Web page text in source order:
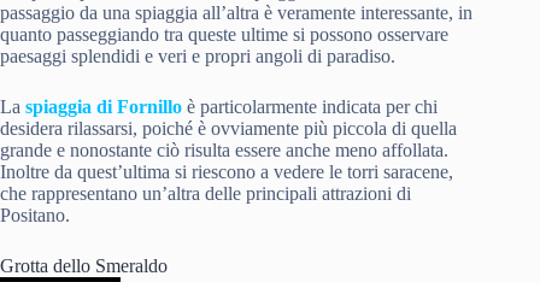
passaggio da una spiaggia all’altra è veramente interessante, in
quanto passeggiando tra queste ultime si possono osservare
paesaggi splendidi e veri e propri angoli di paradiso.
La spiaggia di Fornillo è particolarmente indicata per chi
desidera rilassarsi, poiché è ovviamente più piccola di quella
grande e nonostante ciò risulta essere anche meno affollata.
Inoltre da quest’ultima si riescono a vedere le torri saracene,
che rappresentano un’altra delle principali attrazioni di
Positano.
Grotta dello Smeraldo